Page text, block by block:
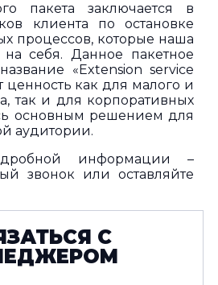
пакета заключается в
клиента по остановке
процессов, которые наша
себя. Данное пакетное
«Extension service
ценность как для малого и
так и для корпоративных
основным решением для
аудитории.
информации –
звонок или оставляйте
С